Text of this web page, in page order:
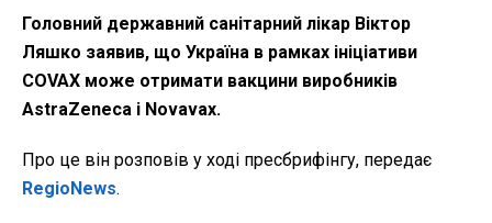
Головний державний санітарний лікар Віктор
Ляшко заявив, що Україна в рамках ініціативи
COVAX може отримати вакцини виробників
AstraZeneca і Novavax.
Про це він розповів у ході пресбрифінгу, передає
RegioNews.